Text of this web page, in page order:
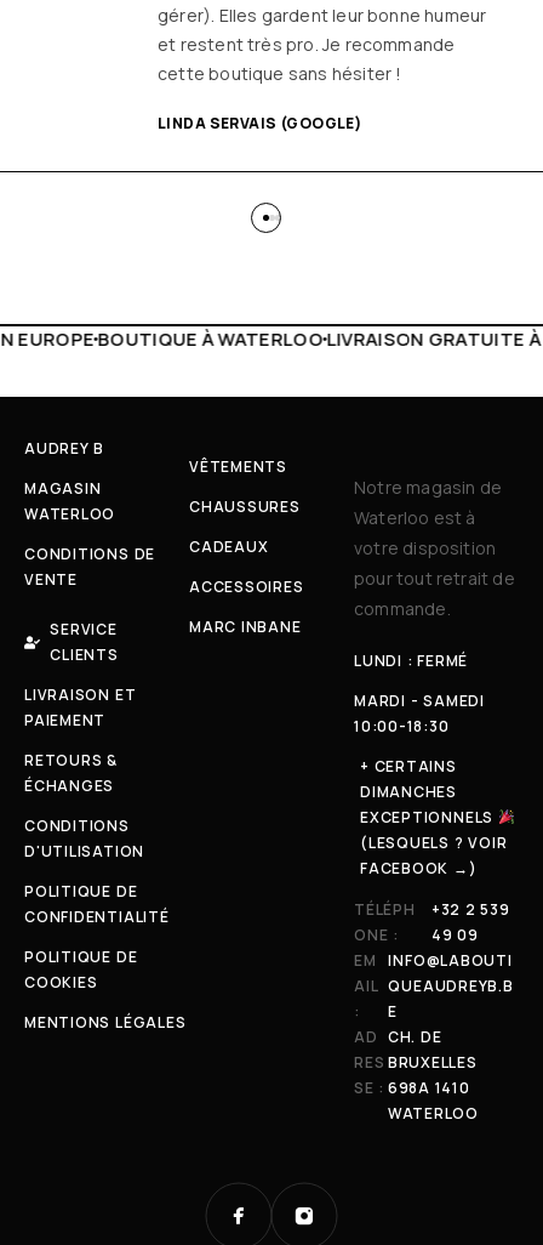
gérer). Elles gardent leur bonne humeur
et restent très pro. Je recommande
cette boutique sans hésiter !
LINDA SERVAIS (GOOGLE)
LIVRAISON GRATUITE À PARTIR DE 150€LIVE
AUDREY B
MAGASIN
WATERLOO
CONDITIONS DE
VENTE
SERVICE
CLIENTS
LIVRAISON ET
PAIEMENT
RETOURS &
ÉCHANGES
CONDITIONS
D'UTILISATION
POLITIQUE DE
CONFIDENTIALITÉ
POLITIQUE DE
COOKIES
MENTIONS LÉGALES
VÊTEMENTS
CHAUSSURES
CADEAUX
ACCESSOIRES
MARC INBANE
Notre magasin de
Waterloo est à
votre disposition
pour tout retrait de
commande.
LUNDI : FERMÉ
MARDI - SAMEDI
10:00-18:30
+ CERTAINS
DIMANCHES
EXCEPTIONNELS
(LESQUELS ? VOIR
FACEBOOK →)
TÉLÉPH
ONE :
+32 2 539
49 09
EM
AIL
:
INFO@LABOUTI
QUEAUDREYB.B
E
AD
RES
SE :
CH. DE
BRUXELLES
698A 1410
WATERLOO